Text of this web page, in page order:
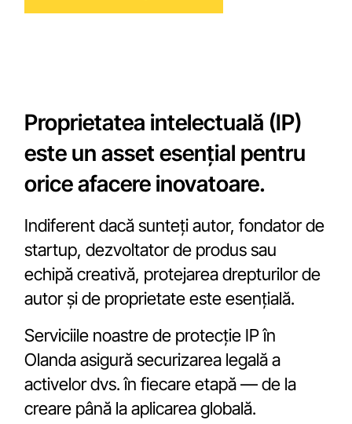
Proprietatea intelectuală (IP)
este un asset esențial pentru
orice afacere inovatoare.
Indiferent dacă sunteți autor, fondator de
startup, dezvoltator de produs sau
echipă creativă, protejarea drepturilor de
autor și de proprietate este esențială.
Serviciile noastre de protecție IP în
Olanda asigură securizarea legală a
activelor dvs. în fiecare etapă — de la
creare până la aplicarea globală.